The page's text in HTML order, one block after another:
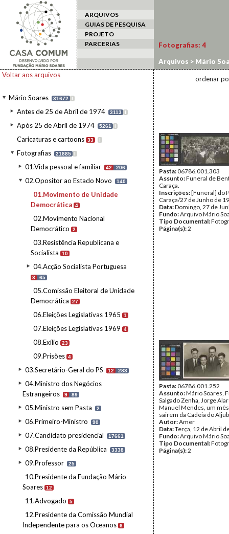
ARQUIVOS
GUIAS DE PESQUISA
PROJETO
PARCERIAS
Voltar aos arquivos
Mário Soares 31672 I
Antes de 25 de Abril de 1974 3113 I
Após 25 de Abril de 1974 5261 I
Caricaturas e cartoons 33 I
Fotografias 21885 I
01.Vida pessoal e familiar 42 206
02.Opositor ao Estado Novo 140
01.Movimento de Unidade
Democrática 4
02.Movimento Nacional
Democrático
2
03.Resistência Republicana e
Socialista
10
04.Acção Socialista Portuguesa
3 65
05.Comissão Eleitoral de Unidade
Democrática
27
06.Eleições Legislativas 1965 1
07.Eleições Legislativas 1969 4
08.Exílio 23
09.Prisões 4
03.Secretário-Geral do PS 12 283
04.Ministro dos Negócios
Estrangeiros
9 89
05.Ministro sem Pasta 2
06.Primeiro-Ministro 90
07.Candidato presidencial 17661
08.Presidente da República 3338
09.Professor 25
10.Presidente da Fundação Mário
Soares 12
11.Advogado 5
12.Presidente da Comissão Mundial
Independente para os Oceanos 6
Fotografias: 4
Arquivos > Mário
Democrática
ordenar
Pasta:06786.001.303
Assunto:Funeral de
Caraça.
Inscrições:[Funeral] do
Caraça/27 de Junho de
Data:Domingo, 27 de
Fundo:Arquivo Mário
Tipo Documental:
Página(s):2
Pasta:06786.001.252
Assunto:Mário Soares,
Salgado Zenha, Jorge
Manuel Mendes, um
sairem da Cadeia do
Autor:Amer
Data:Terça, 12 de Abril
Fundo:Arquivo Mário
Tipo Documental:
Página(s):2